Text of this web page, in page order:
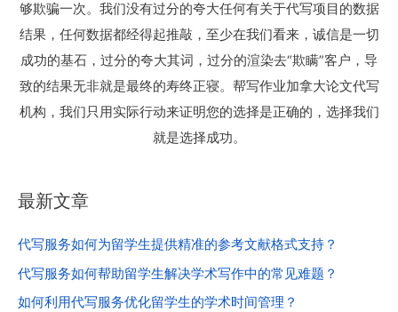
够欺骗一次。我们没有过分的夸大任何有关于代写项目的数据
结果，任何数据都经得起推敲，至少在我们看来，诚信是一切
成功的基石，过分的夸大其词，过分的渲染去“欺瞒”客户，导
致的结果无非就是最终的寿终正寝。帮写作业加拿大论文代写
机构，我们只用实际行动来证明您的选择是正确的，选择我们
就是选择成功。
最新文章
代写服务如何为留学生提供精准的参考文献格式支持？
代写服务如何帮助留学生解决学术写作中的常见难题？
如何利用代写服务优化留学生的学术时间管理？